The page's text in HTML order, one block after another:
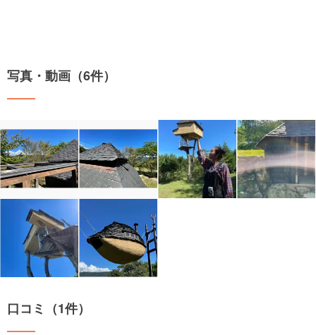
写真・動画（6件）
口コミ（1件）